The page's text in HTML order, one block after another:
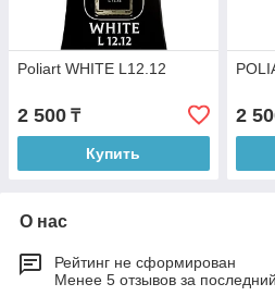
Poliart WHITE L12.12
2 500 ₸
Купить
2
О нас
Рейтинг не сформирован
Менее 5 отзывов за